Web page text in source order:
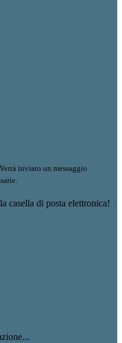
Verrà inviato un messaggio
casella di posta elettronica!